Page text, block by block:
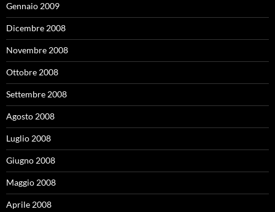
Gennaio 2009
Dicembre 2008
Novembre 2008
Ottobre 2008
Settembre 2008
Agosto 2008
Luglio 2008
Giugno 2008
Maggio 2008
Aprile 2008